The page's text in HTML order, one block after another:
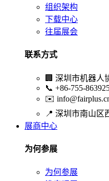
组织架构
下载中心
往届展会
联系方式
🏢 深圳市机器人
📞 +86-755-
✉️
📍 深圳市南山区
展商中心
为何参展
为何参展